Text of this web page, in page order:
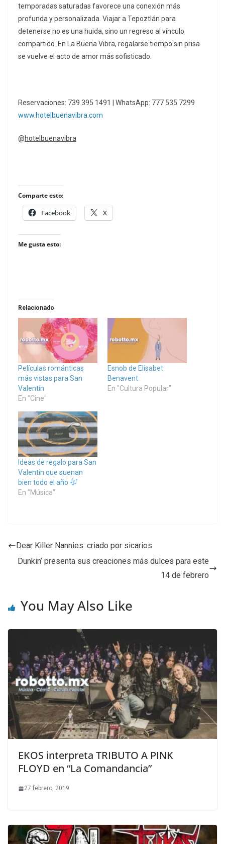
temporadas saturadas favorece una conexión más
profunda y personalizada. Viajar a Tepoztlán para
detenerse no es una huida, sino un regreso al vínculo
compartido. En La Buena Vibra, regalarse tiempo sin prisa
se vuelve el acto de amor más sofisticado.
Reservaciones: 739 395 1491 | WhatsApp: 777 535 7299
www.hotelbuenavibra.com
@hotelbuenavibra
Comparte esto:
Facebook X
Me gusta esto:
Relacionado
Películas románticas
más vistas para San
Valentín
En "Cine"
Esnob de Elísabet
Benavent
En "Cultura Popular"
Ideas de regalo para San
Valentín que suenan
bien todo el año
En "Música"
Dear Killer Nannies: criado por sicarios
Dunkin’ presenta sus creaciones más dulces para este
14 de febrero
You May Also Like
EKOS interpreta TRIBUTO A PINK
FLOYD en “La Comandancia”
27 febrero, 2019